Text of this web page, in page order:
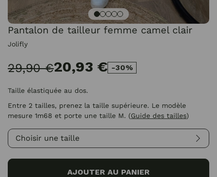
Pantalon de tailleur femme camel clair
Jolifly
29,90 €20,93 € -30%
Taille élastiquée au dos.
Entre 2 tailles, prenez la taille supérieure. Le modèle
mesure 1m68 et porte une taille M. (Guide des tailles)
Choisir une taille
AJOUTER AU PANIER